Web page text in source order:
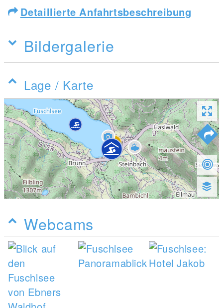
Detaillierte Anfahrtsbeschreibung
Bildergalerie
Lage / Karte
Webcams